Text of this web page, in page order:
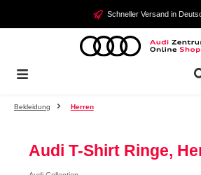
Zum Hauptinhalt springen Schneller Versand in
Bekleidung Herren
Audi T-Shirt Ringe,